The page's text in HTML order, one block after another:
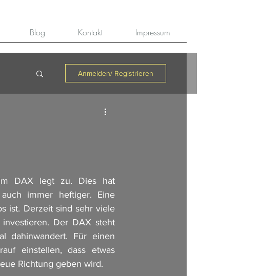
Blog Kontakt Impressum
Anmelden/ Registrieren
im DAX legt zu. Dies hat
immer heftiger. Eine
ist. Derzeit sind sehr viele
Der DAX steht
dahinwandert. Für einen
einstellen, dass etwas
Richtung geben wird.